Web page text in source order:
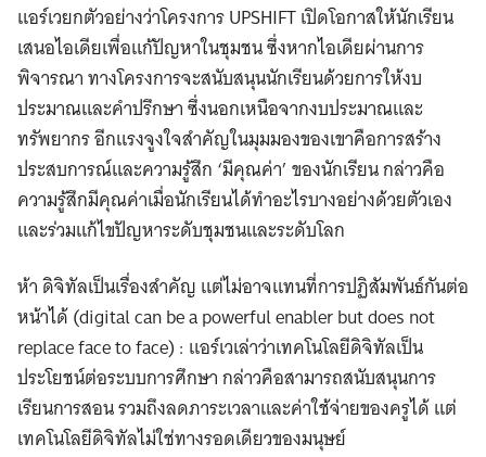
แอร์เวยกตัวอย่างว่าโครงการ UPSHIFT เปิดโอกาสให้นักเรียน
เสนอไอเดียเพื่อแก้ปัญหาในชุมชน ซึ่งหากไอเดียผ่านการ
พิจารณา ทางโครงการจะสนับสนุนนักเรียนด้วยการให้งบ
ประมาณและคำปรึกษา ซึ่งนอกเหนือจากงบประมาณและ
ทรัพยากร อีกแรงจูงใจสำคัญในมุมมองของเขาคือการสร้าง
ประสบการณ์และความรู้สึก ‘มีคุณค่า’ ของนักเรียน กล่าวคือ
ความรู้สึกมีคุณค่าเมื่อนักเรียนได้ทำอะไรบางอย่างด้วยตัวเอง
และร่วมแก้ไขปัญหาระดับชุมชนและระดับโลก
ห้า ดิจิทัลเป็นเรื่องสำคัญ แต่ไม่อาจแทนที่การปฏิสัมพันธ์กันต่อ
หน้าได้ (digital can be a powerful enabler but does not
replace face to face) : แอร์เวเล่าว่าเทคโนโลยีดิจิทัลเป็น
ประโยชน์ต่อระบบการศึกษา กล่าวคือสามารถสนับสนุนการ
เรียนการสอน รวมถึงลดภาระเวลาและค่าใช้จ่ายของครูได้ แต่
เทคโนโลยีดิจิทัลไม่ใช่ทางรอดเดียวของมนุษย์